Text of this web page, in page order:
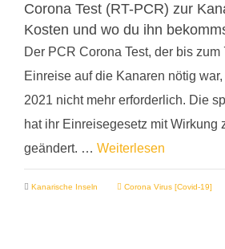
Corona Test (RT-PCR) zur
Kosten und wo du ihn
Der PCR Corona Test, der bis
Einreise auf die Kanaren nötig
2021 nicht mehr erforderlich. Die
hat ihr Einreisegesetz mit Wirkung
geändert. … Weiterlesen
Kanarische Inseln Corona Virus [Covid-19]